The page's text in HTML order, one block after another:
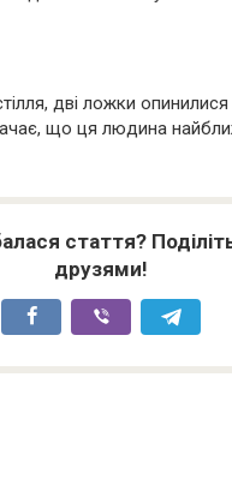
дві ложки
що ця людина
стаття?
друзями!